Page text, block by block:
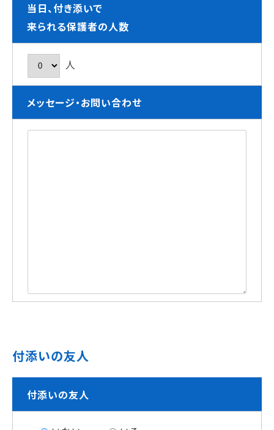
当日、付き添いで
来られる保護者の人数
人
メッセージ・お問い合わせ
付添いの友人
付添いの友人